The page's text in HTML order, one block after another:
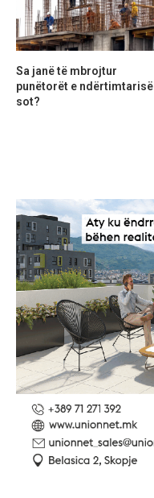
Sa janë të mbrojtur
punëtorët e ndërtimtarisë
sot?